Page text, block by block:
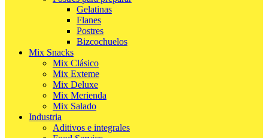
Gelatinas
Flanes
Postres
Bizcochuelos
Mix Snacks
Mix Clásico
Mix Exteme
Mix Deluxe
Mix Merienda
Mix Salado
Industria
Aditivos e integrales